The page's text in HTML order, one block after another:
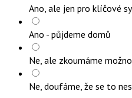
Ano, ale jen pro klíčové
Ano - půjdeme domů
Ne, ale zkoumáme
Ne, doufáme, že se to